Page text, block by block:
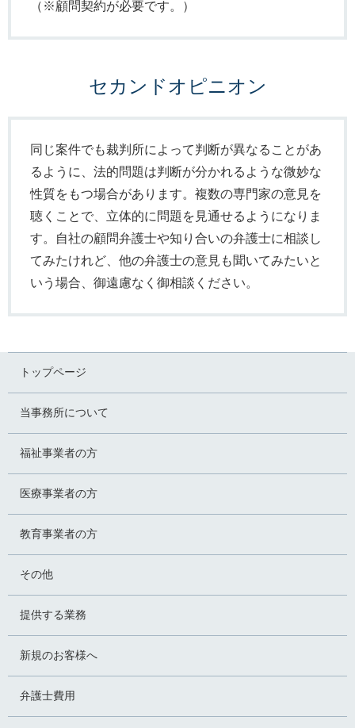
（※顧問契約が必要です。）
セカンドオピニオン
同じ案件でも裁判所によって判断が異なることがあ
るように、法的問題は判断が分かれるような微妙な
性質をもつ場合があります。複数の専門家の意見を
聴くことで、立体的に問題を見通せるようになりま
す。自社の顧問弁護士や知り合いの弁護士に相談し
てみたけれど、他の弁護士の意見も聞いてみたいと
いう場合、御遠慮なく御相談ください。
トップページ
当事務所について
福祉事業者の方
医療事業者の方
教育事業者の方
その他
提供する業務
新規のお客様へ
弁護士費用